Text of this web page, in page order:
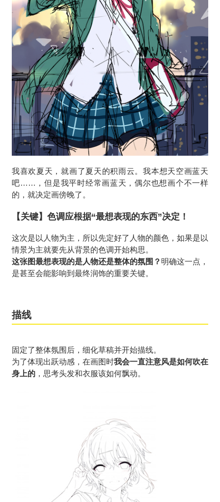
我喜欢夏天，就画了夏天的积雨云。我本想天空画蓝天
吧……，但是我平时经常画蓝天，偶尔也想画个不一样
的，就决定画傍晚了。
【关键】色调应根据“最想表现的东西”决定！
这次是以人物为主，所以先定好了人物的颜色，如果是以
情景为主就要先从背景的色调开始构思。
这张图最想表现的是人物还是整体的氛围？ 明确这一点，
是甚至会能影响到最终润饰的重要关键。
描线
固定了整体氛围后，细化草稿并开始描线。
为了体现出跃动感，在画图时我会一直注意风是如何吹在
身上的 ，思考头发和衣服该如何飘动。